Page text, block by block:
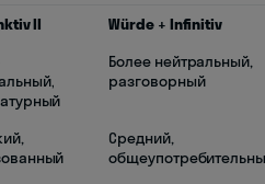
II
Würde + Infinitiv
Более нейтральный,
разговорный
Средний,